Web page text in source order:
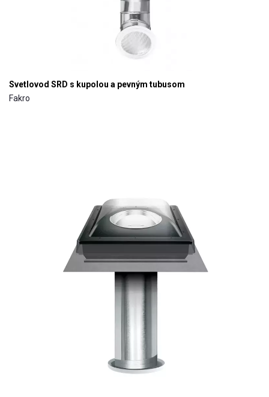
Svetlovod SRD s kupolou a pevným tubusom
Fakro